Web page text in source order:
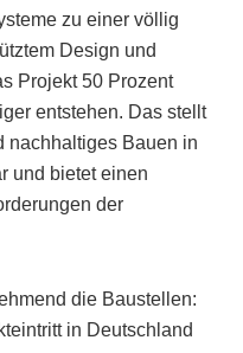
zu einer völlig
Design und
Projekt 50 Prozent
entstehen. Das stellt
nachhaltiges Bauen in
und bietet einen
der
die Baustellen:
in Deutschland